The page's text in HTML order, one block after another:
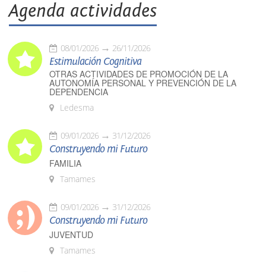
Agenda actividades
08/01/2026 26/11/2026
Estimulación Cognitiva
OTRAS ACTIVIDADES DE PROMOCIÓN DE LA
AUTONOMÍA PERSONAL Y PREVENCIÓN DE LA
DEPENDENCIA
Ledesma
09/01/2026 31/12/2026
Construyendo mi Futuro
FAMILIA
Tamames
09/01/2026 31/12/2026
Construyendo mi Futuro
JUVENTUD
Tamames